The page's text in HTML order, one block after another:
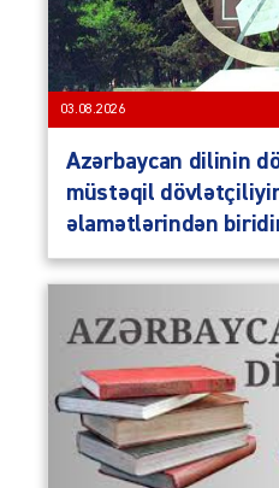
03.08.2026
Azərbaycan dilinin
müstəqil
əlamətlərindən